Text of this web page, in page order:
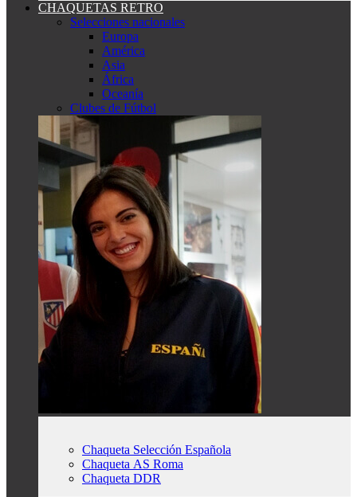
CHAQUETAS RETRO
Selecciones nacionales
Europa
América
Asia
África
Oceanía
Clubes de Fútbol
Chaqueta Selección Española
Chaqueta AS Roma
Chaqueta DDR